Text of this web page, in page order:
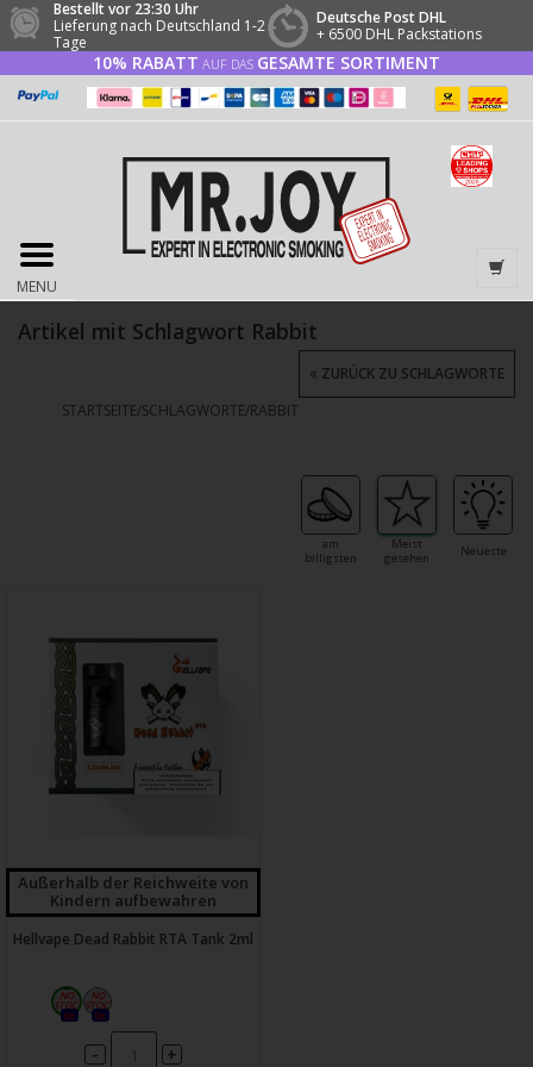
Bestellt vor 23:30 Uhr
Lieferung nach Deutschland 1-2
Tage
Deutsche Post DHL
+ 6500 DHL Packstations
10% RABATT AUF DAS GESAMTE SORTIMENT
MENU
Artikel mit Schlagwort Rabbit
STARTSEITE/SCHLAGWORTE/RABBIT
ZURÜCK ZU SCHLAGWORTE
am
billigsten
Meist
gesehen
Neueste
Außerhalb der Reichweite von
Kindern aufbewahren
Hellvape Dead Rabbit RTA Tank 2ml
0x 0x
- +